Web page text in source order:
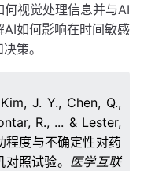
视觉处理信息并与AI
如何影响在时间敏感
策。
J. Y., Chen, Q.,
R., ... & Lester,
度与不确定性对药
照试验。 医学互联